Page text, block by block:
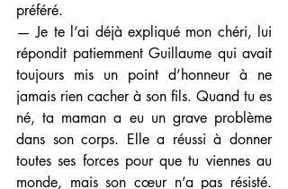
préféré.
— Je te l’ai déjà expliqué mon chéri, lui
répondit patiemment Guillaume qui avait
toujours mis un point d’honneur à ne
jamais rien cacher à son fils. Quand tu es
né, ta maman a eu un grave problème
dans son corps. Elle a réussi à donner
toutes ses forces pour que tu viennes au
monde, mais son cœur n’a pas résisté.